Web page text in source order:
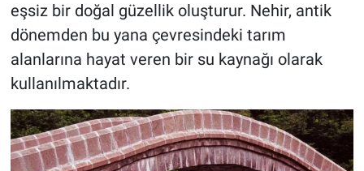
eşsiz bir doğal güzellik oluşturur. Nehir, antik
dönemden bu yana çevresindeki tarım
alanlarına hayat veren bir su kaynağı olarak
kullanılmaktadır.